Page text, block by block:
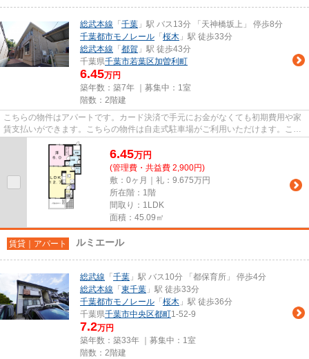
総武本線 「 千葉 」駅 バス13分 「天神橋坂上」 停歩8分
千葉都市モノレール 「 桜木 」駅 徒歩33分
総武本線 「 都賀 」駅 徒歩43分
千葉県千葉市若葉区加曽利町
6.45万円
築年数：築7年 ｜募集中： 1室
階数：2階建
こちらの物件はアパートです。カード決済で手元にお金がなくても初期費用や家
賃支払いができます。こちらの物件は自走式駐車場がご利用いただけます。こだ
わりポイント満載のプエオ・...
6.45万円
(管理費・共益費 2,900円)
敷：0ヶ月｜礼：9.675万円
所在階：1階
間取り：1LDK
面積：45.09㎡
賃貸｜アパート ルミエール
総武線 「 千葉 」駅 バス10分 「都保育所」 停歩4分
総武本線 「 東千葉 」駅 徒歩33分
千葉都市モノレール 「 桜木 」駅 徒歩36分
千葉県千葉市中央区都町1-52-9
7.2万円
築年数：築33年 ｜募集中： 1室
階数：2階建